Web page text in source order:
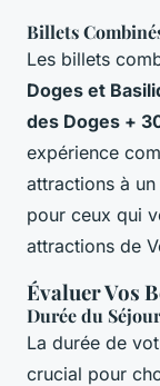
Billets
Les billets
Doges et
des Doges +
expérience
attractions à
pour ceux qui
attractions de
Évaluer Vos
Durée du Séjour
La durée de
crucial pour